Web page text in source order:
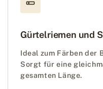
Gürtelriemen und
Ideal zum Färben der
Sorgt für eine
gesamten Länge.